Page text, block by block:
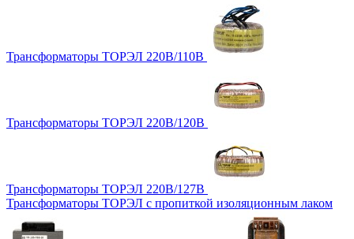
Трансформаторы ТОРЭЛ 220В/110В
Трансформаторы ТОРЭЛ 220В/120В
Трансформаторы ТОРЭЛ 220В/127В
Трансформаторы ТОРЭЛ с пропиткой изоляционным лаком